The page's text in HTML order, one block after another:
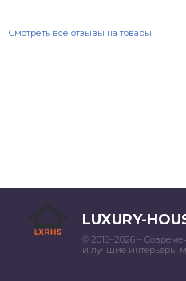
Смотреть все отзывы на товары
LUXURY-
© 2018–2026 –
и лучшие интерьеры